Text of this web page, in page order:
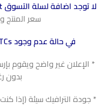
لا توجد اضافة لسلة التسوق Add to Cart ولا مبيعات:
سعر
في حالة عدم وجود ATCs
* الإعلان غير واضح ويقوم
بدون